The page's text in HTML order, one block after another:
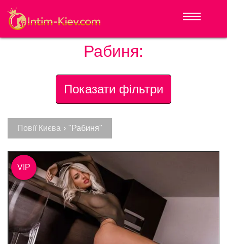
Рабиня:
Показати фільтри
Повії Києва › "Рабиня"
VIP